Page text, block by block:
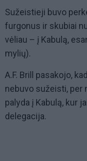
Sužeistieji buvo
furgonus ir skubiai
vėliau – į Kabulą,
mylių).
A.F. Brill pasakojo,
nebuvo sužeisti, per
palyda į Kabulą, kur
delegacija.